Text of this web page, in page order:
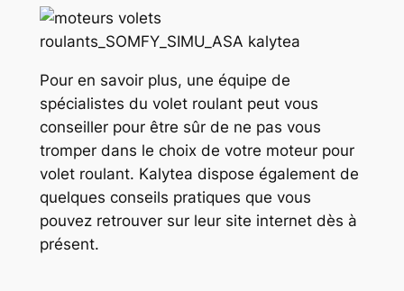
Pour en savoir plus, une équipe de
spécialistes du volet roulant peut vous
conseiller pour être sûr de ne pas vous
tromper dans le choix de votre moteur pour
volet roulant. Kalytea dispose également de
quelques conseils pratiques que vous
pouvez retrouver sur leur site internet dès à
présent.